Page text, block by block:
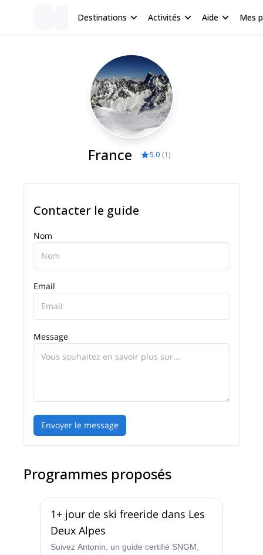
Destinations Activités Aide Mes
France 5.0 (1)
Contacter le guide
Nom
Email
Message
Envoyer le message
Programmes proposés
1+ jour de ski freeride dans Les
Deux Alpes
Suivez Antonin, un guide certifié SNGM,